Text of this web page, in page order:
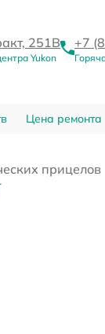
251В
Yukon
+7
Цена ремонта
прицелов